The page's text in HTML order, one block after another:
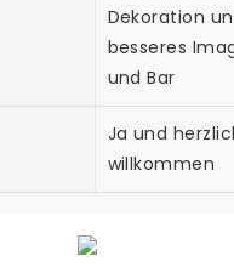
Dekoration
besseres
und Bar
Ja und
willkommen